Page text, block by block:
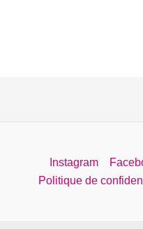
la
page
Instagram
Politique de